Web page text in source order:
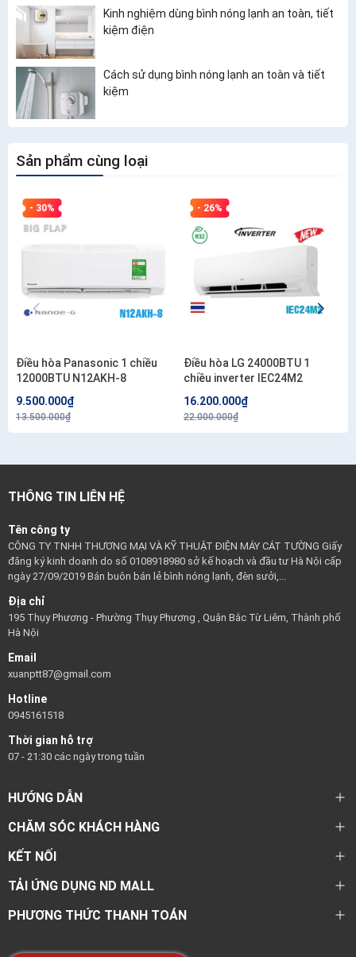
Kinh nghiệm dùng bình nóng lạnh an toàn, tiết
kiệm điện
Cách sử dụng bình nóng lạnh an toàn và tiết
kiệm
Sản phẩm cùng loại
- 30%
Điều hòa Panasonic 1 chiều
12000BTU N12AKH-8
9.500.000₫
13.500.000₫
- 26%
Điều hòa LG 24000BTU 1
chiều inverter IEC24M2
16.200.000₫
22.000.000₫
THÔNG TIN LIÊN HỆ
Tên công ty
CÔNG TY TNHH THƯƠNG MẠI VÀ KỸ THUẬT ĐIỆN MÁY CÁT TƯỜNG Giấy
đăng ký kinh doanh do số 0108918980 sở kế hoạch và đầu tư Hà Nội cấp
ngày 27/09/2019 Bán buôn bán lẻ bình nóng lạnh, đèn sưởi,...
Địa chỉ
195 Thụy Phương - Phường Thụy Phương , Quận Bắc Từ Liêm, Thành phố
Hà Nội
Email
xuanptt87@gmail.com
Hotline
0945161518
Thời gian hỗ trợ
07 - 21:30 các ngày trong tuần
HƯỚNG DẪN
CHĂM SÓC KHÁCH HÀNG
KẾT NỐI
TẢI ỨNG DỤNG ND MALL
PHƯƠNG THỨC THANH TOÁN